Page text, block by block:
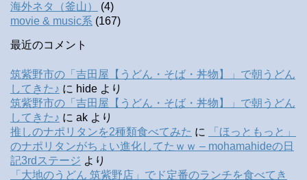
海外ネタ（釜山）
(4)
movie & music系 (167)
最近のコメント
筑紫野市の「吉田屋【うどん・そば・丼物】」で朝うどん
してきた♪ に hide より
筑紫野市の「吉田屋【うどん・そば・丼物】」で朝うどん
してきた♪ に ak より
推しのナポリタンを2種類食べてみた に
「ほっともっと」
のナポリタンがちょい進化してたｗｗ – mohamahideの日
記3rdステージ より
「大地のうどん 筑紫野店」でド定番のランチを食べてき